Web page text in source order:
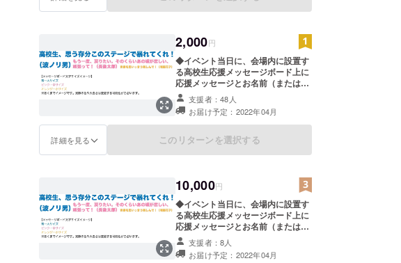
など）が変更する可能性がございま
す。 ◆3/21のイベント事後に主催者
&高校生からのお礼メッセージと、
当日の様子をまとめた動画や画像を
送らせていただきます。
2,000円
◆イベント当日に、会場内に設置す
る高校生応援メッセージボード上に
応援メッセージとお名前（または
ニックネーム）を【中サイズ】にて
記載。 例）「高校生、思う存分この
ステージで暴れてくれ！（波ノリ
男）」 ※高校生へのメッセージと記
載希望のお名前を備考欄に記載お願
など）が変更する可能性がございま
す。 ◆3/21のイベント事後に主催者
&高校生からのお礼メッセージと、
当日の様子をまとめた動画や画像を
送らせていただきます。
支援者：48人
お届け予定：2022年04月
詳細を見る このリターンを選択する
10,000円
◆イベント当日に、会場内に設置す
る高校生応援メッセージボード上に
応援メッセージとお名前（または
ニックネーム）を【大サイズ】にて
記載。 例）「高校生、思う存分この
ステージで暴れてくれ！（波ノリ
支援者：8人
お届け予定：2022年04月